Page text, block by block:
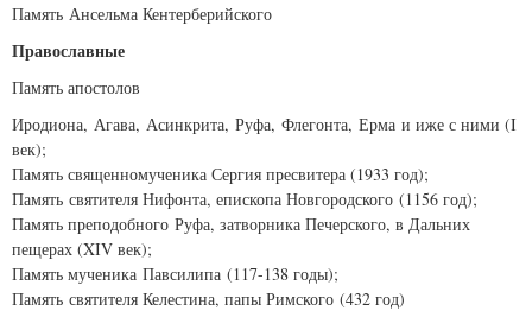
Память Ансельма Кентерберийского
Православные
Память апостолов
Иродиона, Агава, Асинкрита, Руфа, Флегонта, Ерма и иже с ними (I
век);
Память священномученика Сергия пресвитера (1933 год);
Память святителя Нифонта, епископа Новгородского (1156 год);
Память преподобного Руфа, затворника Печерского, в Дальних
пещерах (XIV век);
Память мученика Павсилипа (117-138 годы);
Память святителя Келестина, папы Римского (432 год)